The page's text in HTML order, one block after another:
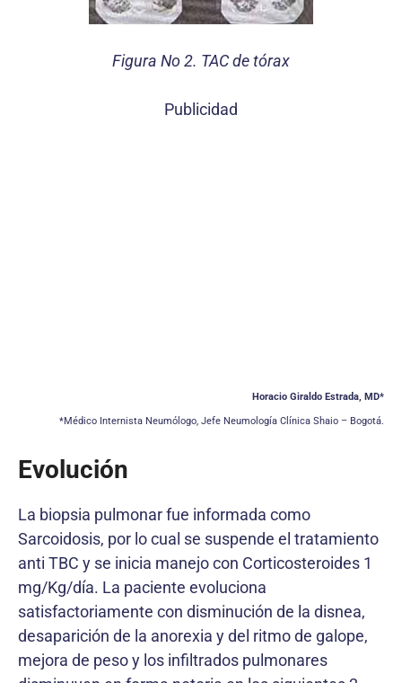
Figura No 2. TAC de tórax
Publicidad
Horacio Giraldo Estrada, MD*
*Médico Internista Neumólogo, Jefe Neumología Clínica Shaio – Bogotá.
Evolución
La biopsia pulmonar fue informada como
Sarcoidosis, por lo cual se suspende el tratamiento
anti TBC y se inicia manejo con Corticosteroides 1
mg/Kg/día. La paciente evoluciona
satisfactoriamente con disminución de la disnea,
desaparición de la anorexia y del ritmo de galope,
mejora de peso y los infiltrados pulmonares